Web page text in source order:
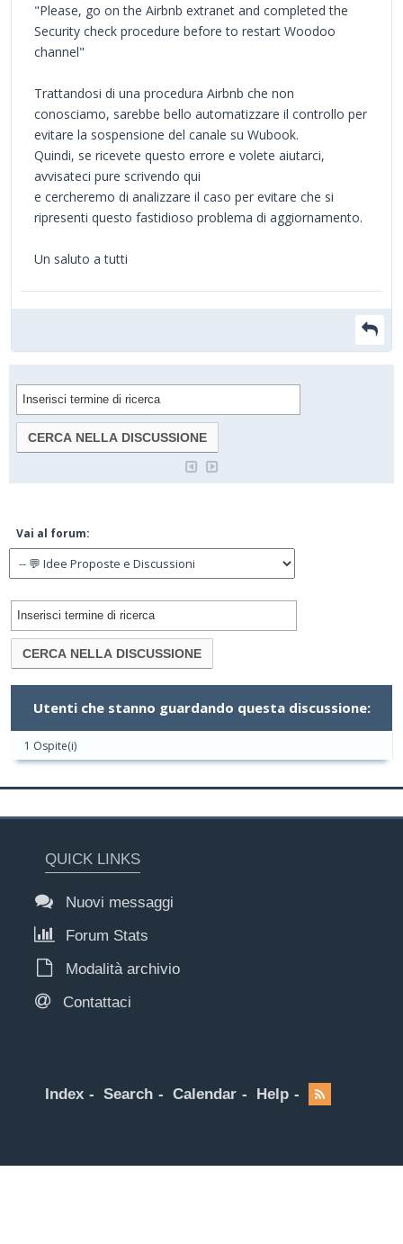
"Please, go on the Airbnb extranet and completed the
Security check procedure before to restart Woodoo
channel"
Trattandosi di una procedura Airbnb che non
conosciamo, sarebbe bello automatizzare il controllo per
evitare la sospensione del canale su Wubook.
Quindi, se ricevete questo errore e volete aiutarci,
avvisateci pure scrivendo qui
e cercheremo di analizzare il caso per evitare che si
ripresenti questo fastidioso problema di aggiornamento.
Un saluto a tutti
Vai al forum:
Utenti che stanno guardando questa discussione:
1 Ospite(i)
QUICK LINKS
Nuovi messaggi
Forum Stats
Modalità archivio
Contattaci
Index Search Calendar Help